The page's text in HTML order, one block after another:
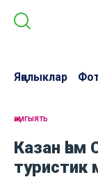
Яңалыклар
җәмгыять
Казан һәм